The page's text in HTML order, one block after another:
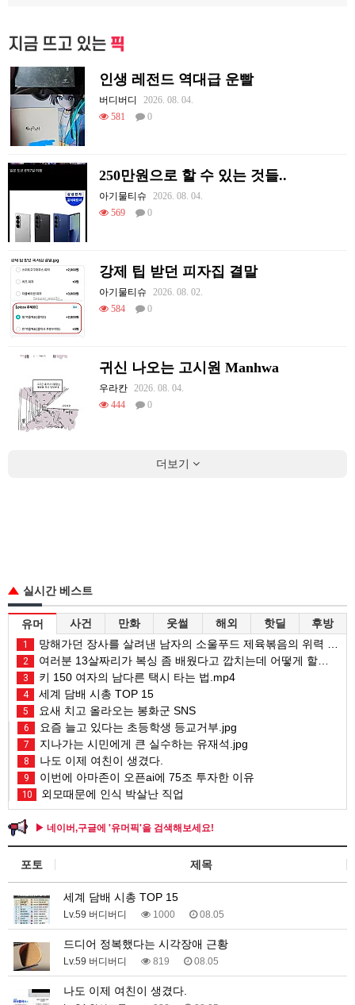
지금 뜨고 있는 픽
인생 레전드 역대급 운빨
버디버디
2026. 08. 04.
581
0
250만원으로 할 수 있는 것들..
아기물티슈
2026. 08. 04.
569
0
강제 팁 받던 피자집 결말
아기물티슈
2026. 08. 02.
584
0
귀신 나오는 고시원 Manhwa
우라칸
2026. 08. 04.
444
0
더보기
실시간 베스트
유머 사건 만화 웃썰 해외 핫딜 후방
1 망해가던 장사를 살려낸 남자의 소울푸드 제육볶음의 위력 ㅋㅋ
2 여러분 13살짜리가 복싱 좀 배웠다고 깝치는데 어떻게 할까요?
3 키 150 여자의 남다른 택시 타는 법.mp4
4 세계 담배 시총 TOP 15
5 요새 치고 올라오는 봉화군 SNS
6 요즘 늘고 있다는 초등학생 등교거부.jpg
7 지나가는 시민에게 큰 실수하는 유재석.jpg
8 나도 이제 여친이 생겼다.
9 이번에 아마존이 오픈ai에 75조 투자한 이유
10 외모때문에 인식 박살난 직업
▶ 네이버,구글에 '유머픽'을 검색해보세요!
포토 제목
세계 담배 시총 TOP 15
Lv.59 버디버디 1000 08.05
드디어 정복했다는 시각장애 근황
Lv.59 버디버디 819 08.05
나도 이제 여친이 생겼다.